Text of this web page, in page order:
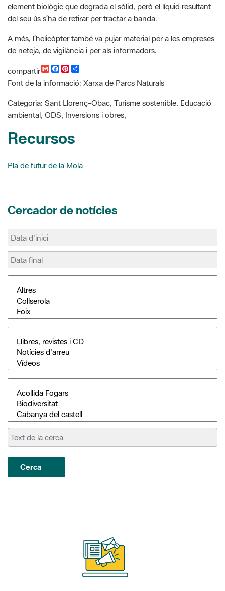
de neteja, de vigilància i per als informadors.
compartir
m
a
i
a
c
e
b
o
o
k
i
n
t
e
r
e
s
o
m
p
t
i
Font de la informació: Xarxa de Parcs Naturals
Categoria: Sant Llorenç-Obac, Turisme sostenible, Educació
ambiental, ODS, Inversions i obres,
Recursos
Cerca
Subscriu-te als nostres
butlletins